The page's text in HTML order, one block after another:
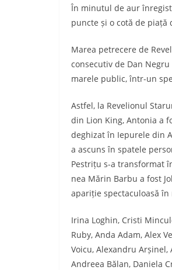
În minutul de aur
puncte și o cotă de piață
Marea petrecere de
consecutiv de Dan
marele public, într-un
Astfel, la Revelionul
din Lion King, Antonia a
deghizat în Iepurele din
a ascuns în spatele
Pestrițu s-a transformat
nea Mărin Barbu a fost
apariție spectaculoasă
Irina Loghin, Cristi
Ruby, Anda Adam, Alex
Voicu, Alexandru Arșinel,
Andreea Bălan, Daniela